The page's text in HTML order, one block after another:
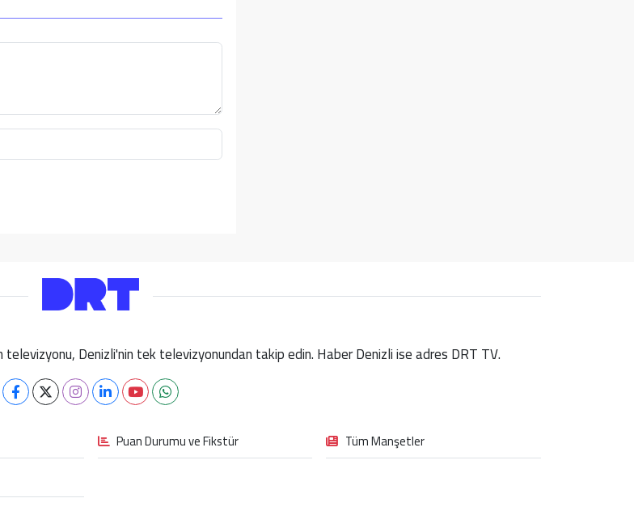
televizyonu, Denizli'nin tek televizyonundan takip edin. Haber Denizli ise adres DRT TV.
Puan Durumu ve Fikstür
Tüm Manşetler